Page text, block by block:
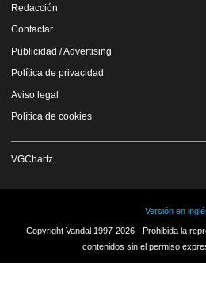
Redacción
Contactar
Publicidad / Advertising
Política de privacidad
Aviso legal
Política de cookies
VGChartz
Versión en
Copyright Vandal 1997-2026 - Prohibida la
contenidos sin el permiso